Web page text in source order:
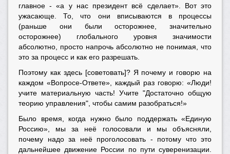
главное - «а у нас президент всё сделает». Вот это
ужасающе. То, что они вписываются в процессы
(раньше они были осторожнее, значительно
осторожнее) глобального уровня значимости
абсолютно, просто напрочь абсолютно не понимая, что
это за процесс и как его разрешать.
Поэтому как здесь [советовать]? Я почему и говорю на
каждом «Вопросе-Ответе», каждый раз говорю: «Люди!
учите материальную часть! Учите "Достаточно общую
теорию управления", чтобы самим разобраться!»
Было время, когда нужно было поддержать «Единую
Россию», мы за неё голосовали и мы объясняли,
почему надо за неё проголосовать - потому что это
дальнейшее движение России по пути суверенизации.